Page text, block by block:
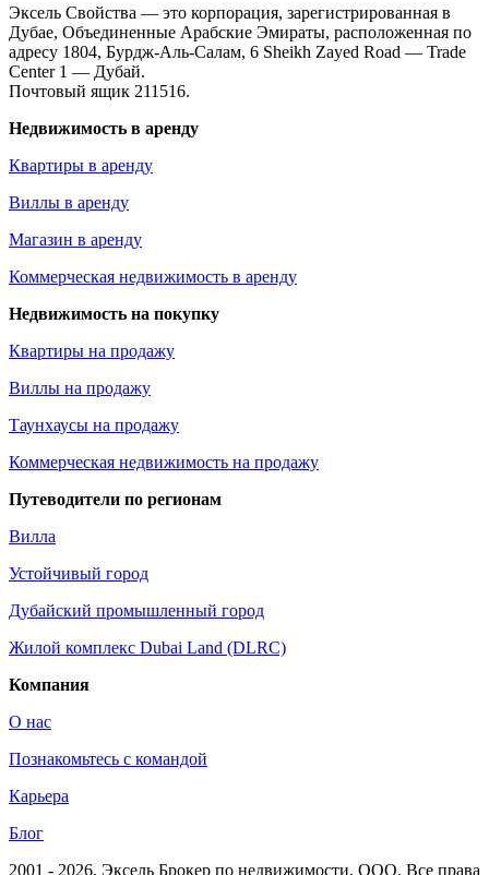
Эксель Свойства — это корпорация, зарегистрированная в
Дубае, Объединенные Арабские Эмираты, расположенная по
адресу 1804, Бурдж-Аль-Салам, 6 Sheikh Zayed Road — Trade
Center 1 — Дубай.
Почтовый ящик 211516.
Недвижимость в аренду
Квартиры в аренду
Виллы в аренду
Магазин в аренду
Коммерческая недвижимость в аренду
Недвижимость на покупку
Квартиры на продажу
Виллы на продажу
Таунхаусы на продажу
Коммерческая недвижимость на продажу
Путеводители по регионам
Вилла
Устойчивый город
Дубайский промышленный город
Жилой комплекс Dubai Land (DLRC)
Компания
О нас
Познакомьтесь с командой
Карьера
Блог
2001 - 2026, Эксель Брокер по недвижимости, ООО. Все права